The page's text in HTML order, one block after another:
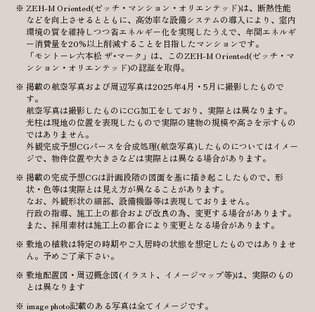
ZEH-M Oriented(ゼッチ・マンション・オリエンテッド)は、断熱性能
などを向上させるとともに、高効率な設備システムの導入により、室内
環境の質を維持しつつ省エネルギー化を実現したうえで、年間エネルギ
ー消費量を20%以上削減することを目指したマンションです。
「モントーレ六本松 ザ･マーク」は、このZEH-M Oriented(ゼッチ・マ
ンション・オリエンテッド)の認証を取得。
掲載の航空写真および周辺写真は2025年4月・5月に撮影したもので
す。
航空写真は撮影したものにCG加工をしており、実際とは異なります。
光柱は現地の位置を表現したもので実際の建物の規模や高さを示すもの
ではありません。
外観完成予想CGパースを合成処理(航空写真)したものについてはイメー
ジで、物件位置や大きさなどは実際とは異なる場合があります。
掲載の完成予想CGは計画段階の図面を基に描き起こしたもので、形
状・色等は実際とは見え方が異なることがあります。
なお、外観形状の細部、設備機器等は表現しておりません。
行政の指導、施工上の都合および改良の為、変更する場合があります。
また、採用素材は施工上の都合により変更となる場合があります。
敷地の植栽は特定の時期やご入居時の状態を想定したものではありませ
ん。予めご了承下さい。
敷地配置図・周辺概念図(イラスト、イメージマップ等)は、実際のもの
とは異なります
image photo記載のある写真は全てイメージです。